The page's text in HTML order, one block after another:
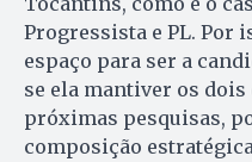
Progressista e PL.
espaço para ser a
se ela mantiver os
próximas pesquisas,
composição